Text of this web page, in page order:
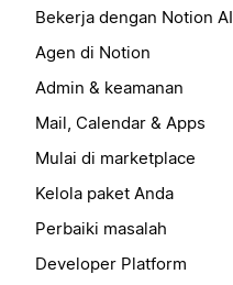
Bekerja dengan Notion AI
Agen di Notion
Admin & keamanan
Mail, Calendar & Apps
Mulai di marketplace
Kelola paket Anda
Perbaiki masalah
Developer Platform